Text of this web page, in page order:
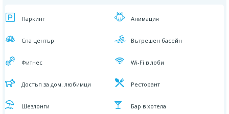
Паркинг Aнимация
Спа център Вътрешен басейн
Фитнес Wi-Fi в лоби
Достъп за дом. любимци Ресторант
Шезлонги Бар в хотела